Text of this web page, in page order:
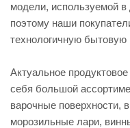
модели, используемой
поэтому наши
технологичную бытовую
Актуальное
себя большой
варочные поверхности,
морозильные лари,